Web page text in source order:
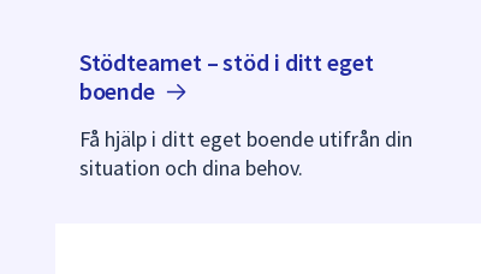
Stödteamet – stöd i ditt eget
boende
Få hjälp i ditt eget boende utifrån din
situation och dina behov.